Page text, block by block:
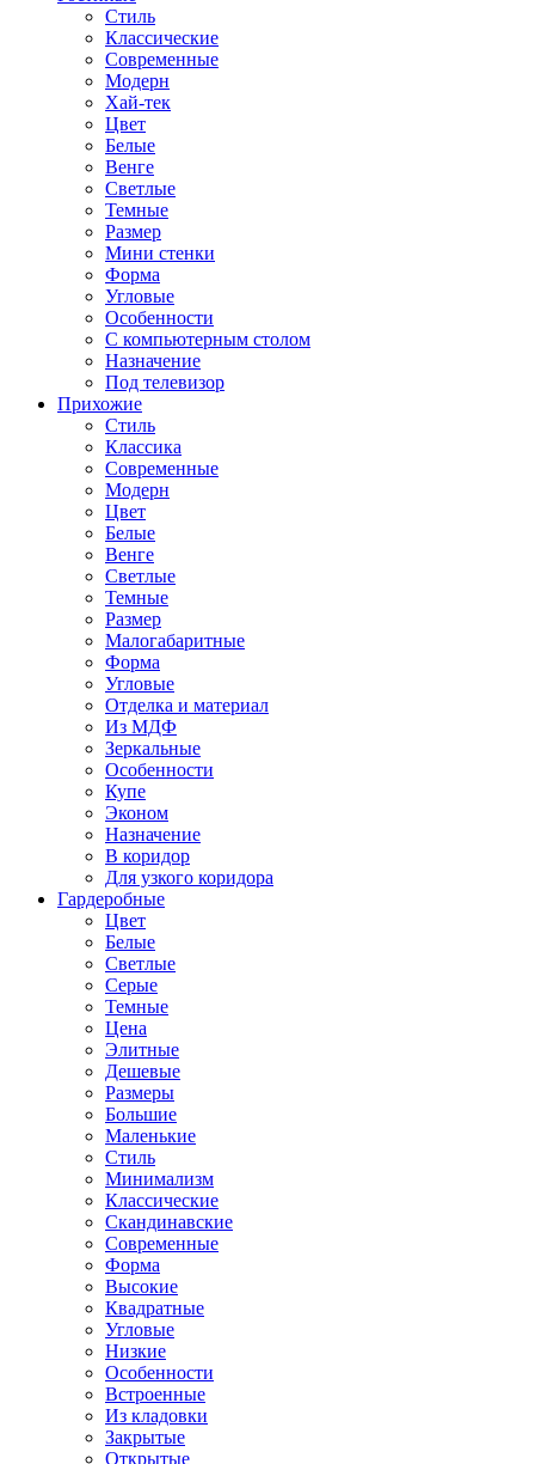
Стиль
Классические
Современные
Модерн
Хай-тек
Цвет
Белые
Венге
Светлые
Темные
Размер
Мини стенки
Форма
Угловые
Особенности
С компьютерным столом
Назначение
Под телевизор
Прихожие
Стиль
Классика
Современные
Модерн
Цвет
Белые
Венге
Светлые
Темные
Размер
Малогабаритные
Форма
Угловые
Отделка и материал
Из МДФ
Зеркальные
Особенности
Купе
Эконом
Назначение
В коридор
Для узкого коридора
Гардеробные
Цвет
Белые
Светлые
Серые
Темные
Цена
Элитные
Дешевые
Размеры
Большие
Маленькие
Стиль
Минимализм
Классические
Скандинавские
Современные
Форма
Высокие
Квадратные
Угловые
Низкие
Особенности
Встроенные
Из кладовки
Закрытые
Открытые